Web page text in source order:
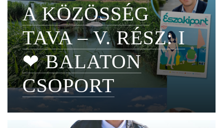
A KÖZÖSSÉG
TAVA – V. RÉSZ: I
❤ BALATON
CSOPORT